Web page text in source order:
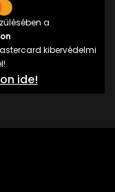
a
kibervédelmi
ide!